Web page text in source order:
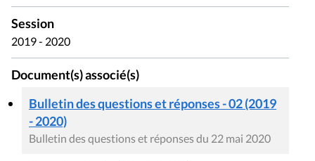
Session
2019 - 2020
Document(s) associé(s)
Bulletin des questions et réponses - 02 (2019
- 2020)
Bulletin des questions et réponses du 22 mai 2020